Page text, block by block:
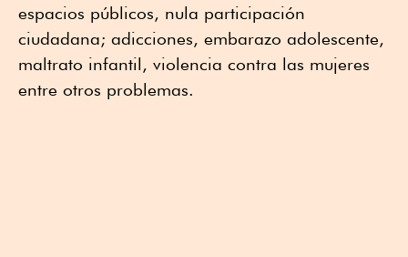
espacios públicos, nula participación
ciudadana; adicciones, embarazo adolescente,
maltrato infantil, violencia contra las mujeres
entre otros problemas.